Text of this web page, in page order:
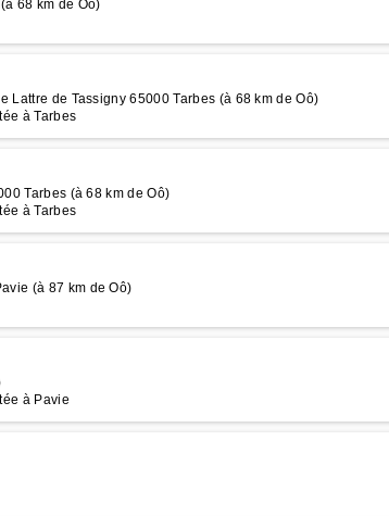
68 km de Oô)
Lattre de Tassigny 65000 Tarbes (à 68 km de Oô)
à Tarbes
Tarbes (à 68 km de Oô)
à Tarbes
(à 87 km de Oô)
à Pavie